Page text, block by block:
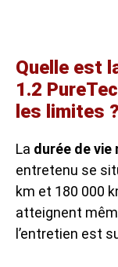
Quelle est
1.2
les limites ?
La durée de vie
entretenu se
km et 180 000
atteignent
l’entretien est